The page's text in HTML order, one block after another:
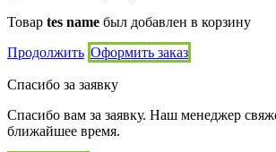
Товар tes name был добавлен в корзину
Продолжить Оформить заказ
Спасибо за заявку
Спасибо вам за заявку. Наш менеджер
ближайшее время.